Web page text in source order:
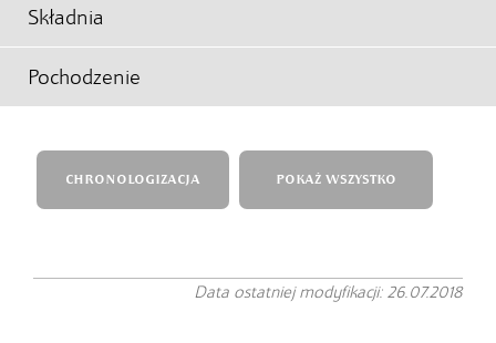
Składnia
Pochodzenie
CHRONOLOGIZACJA POKAŻ WSZYSTKO
Data ostatniej modyfikacji: 26.07.2018